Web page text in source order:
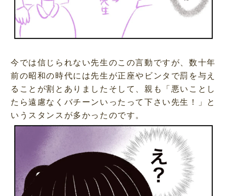
今では信じられない先生のこの言動ですが、数十年
前の昭和の時代には先生が正座やビンタで罰を与え
ることが割とありましたそして、親も「悪いことし
たら遠慮なくバチーンいったって下さい先生！」と
いうスタンスが多かったのです。